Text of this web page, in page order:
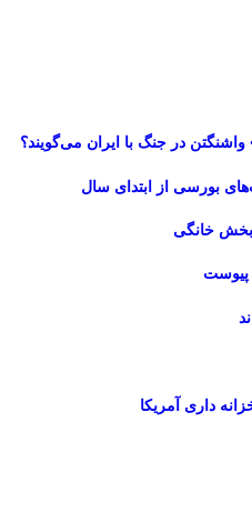
واشنگتن در جنگ با ایران می‌گویند؟
خانگی
پیوست
داری آمریکا